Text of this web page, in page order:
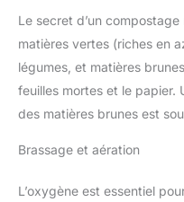
Le secret d’un
matières vertes (riches en
légumes, et matières
feuilles mortes et le papier.
des matières brunes est
Brassage et aération
L’oxygène est essentiel